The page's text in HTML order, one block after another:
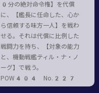
0分の絶対命令権】を代償
に、【艦長に任命した、心か
ら信頼する味方一人】を戦わ
せる。それは代償に比例した
戦闘力を持ち、【対象の能力
と、機動戦艦ティル・ナ・ノ
ーグ】で戦う。
POW404 No.227